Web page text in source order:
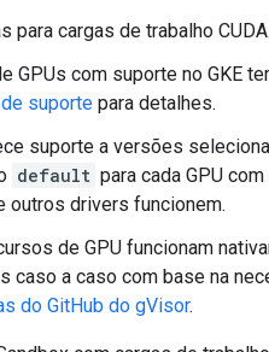
para cargas de trabalho CUDA.
GPUs com suporte no GKE
suporte para detalhes.
suporte a versões
default para cada GPU
outros drivers funcionem.
de GPU funcionam
caso a caso com base na
do GitHub do gVisor.